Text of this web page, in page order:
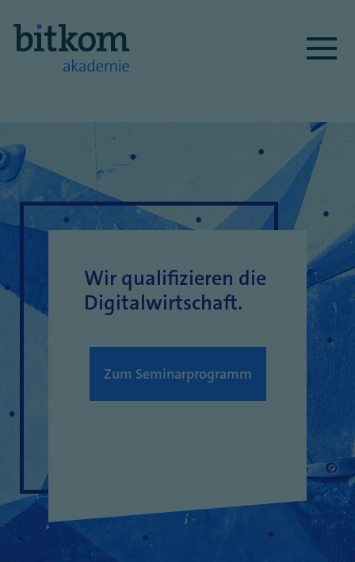
zum
Wir qualifizieren die
Digitalwirtschaft.
Zum Seminarprogramm